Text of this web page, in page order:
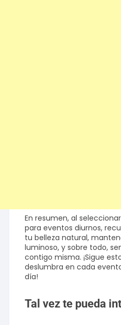
En resumen, al
para eventos diurnos,
tu belleza natural,
luminoso, y sobre todo,
contigo misma. ¡Sigue
deslumbra en cada
día!
Tal vez te pueda